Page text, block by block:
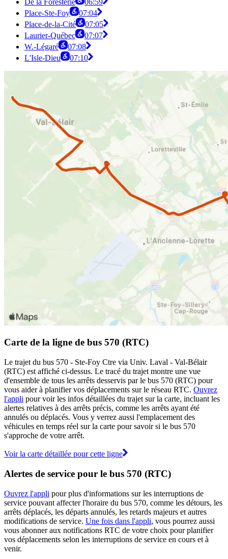
Place-Ste-Foy
07:04
Place-de-la-Cité
07:05
Laurier-Québec
07:07
W.-Légaré
07:08
L'Isle-Dieu
07:10
Carte de la ligne de bus 570 (RTC)
Le trajet du bus 570 - Ste-Foy Ctre via Univ. Laval - Val-Bélair
(RTC) est affiché ci-dessus. Le tracé du trajet montre une vue
d'ensemble de tous les arrêts desservis par le bus 570 (RTC) pour
vous aider à planifier vos déplacements sur le réseau RTC. Ouvrez
l'appli pour voir les infos détaillées du trajet sur la carte, incluant les
alertes relatives à des arrêts précis, comme les arrêts ayant été
annulés ou déplacés. Vous y verrez aussi l'emplacement des
véhicules en temps réel sur la carte pour savoir si le bus 570
s'approche de votre arrêt.
Voir la carte détaillée pour cette ligne
Alertes de service pour le bus 570 (RTC)
Ouvrez l'appli pour plus d'informations sur les interruptions de
service pouvant affecter l'horaire du bus 570, comme les détours, les
arrêts déplacés, les départs annulés, les retards majeurs et autres
modifications de service. Une fois dans l'appli, vous pourrez aussi
vous abonner aux notifications RTC de votre choix pour planifier
vos déplacements selon les interruptions de service en cours et à
venir.